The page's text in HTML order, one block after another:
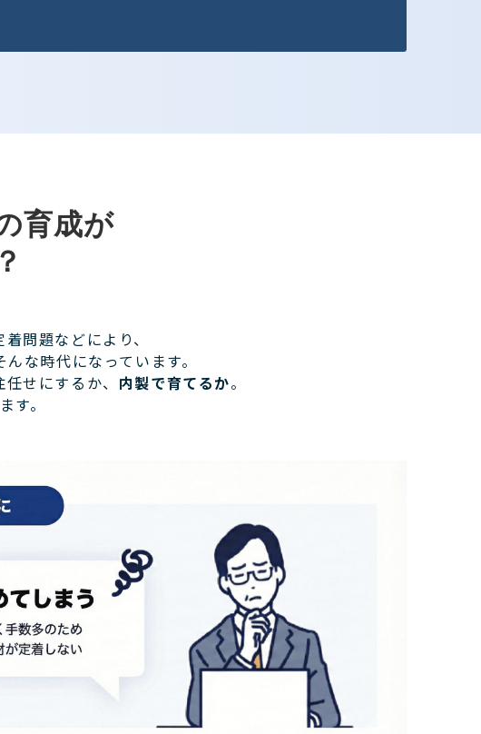
育成が
問題などにより、
んな時代になっています。
せにするか、 内製で育てるか。
す。